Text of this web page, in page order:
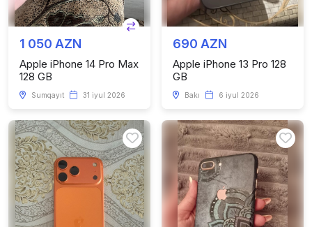
1 050 AZN
Apple iPhone 14 Pro Max
128 GB
Sumqayıt 31 iyul 2026
690 AZN
Apple iPhone 13 Pro 128
GB
Bakı 6 iyul 2026